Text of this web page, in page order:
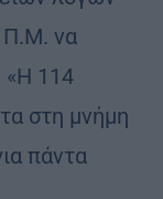
Π.Μ. να
«Η 114
στη μνήμη
πάντα